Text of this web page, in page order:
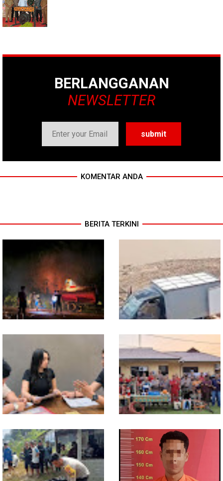
BERLANGGANAN
NEWSLETTER
KOMENTAR ANDA
BERITA TERKINI
13 Jam Berjuang, Polsek
Toba dan Warga Berhasil
Jinakkan Karhutla 7 Hektare
di Desa Bagan Asam
Mobil Box Terjun ke Jurang
Depan KC, Diduga Rem
Blong
Diduga Jadi Korban
Penyebaran Foto Pribadi
dan Dicemarkan di TikTok,
AF Lapor ke Polda Sumut
Polsek Entikong Gelar Apel
Siaga Karhutla 2026, Sinergi
Lintas Sektor Cegah
Kebakaran Hutan dan Lahan